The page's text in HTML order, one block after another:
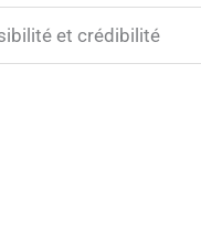
et crédibilité